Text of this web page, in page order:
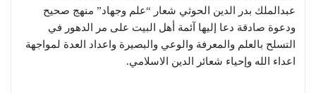
عبدالملك بدر الدين الحوثي شعار “علم وجهاد” منهج صحيح
ودعوة صادقة دعا إليها آئمة أهل البيت على مر الدهور في
التسلح بالعلم والمعرفة والوعي والبصيرة واعداد العدة لمواجهة
اعداء الله وإحياء شعائر الدين الاسلامي.